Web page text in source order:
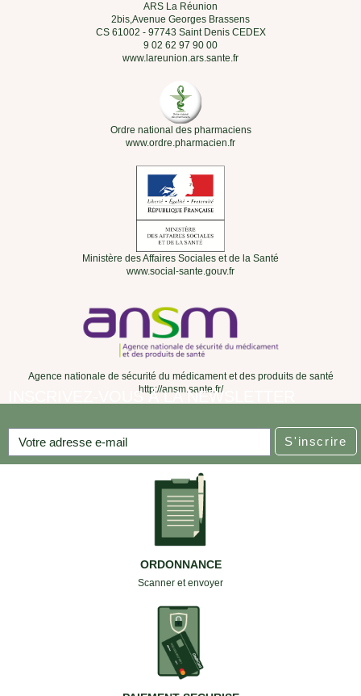
ARS La Réunion
2bis,Avenue Georges Brassens
CS 61002 - 97743 Saint Denis CEDEX
9 02 62 97 90 00
www.lareunion.ars.sante.fr
Ordre national des pharmaciens
www.ordre.pharmacien.fr
Ministère des Affaires Sociales et de la Santé
www.social-sante.gouv.fr
Agence nationale de sécurité du médicament et des produits de santé
http://ansm.sante.fr/
INSCRIVEZ-VOUS À LA NEWSLETTER
S'inscrire
ORDONNANCE
Scanner et envoyer